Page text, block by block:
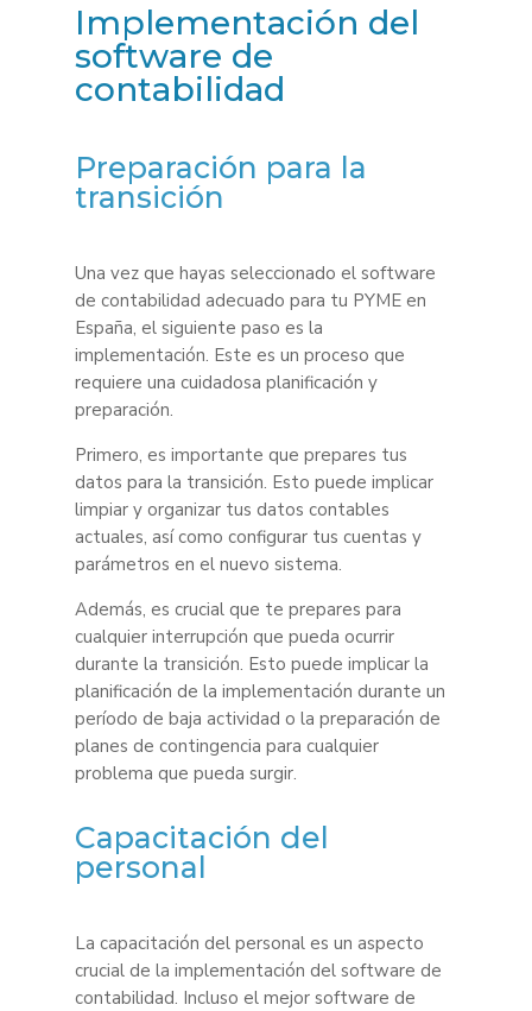
Implementación del
software de
contabilidad
Preparación para la
transición
Una vez que hayas seleccionado el software
de contabilidad adecuado para tu PYME en
España, el siguiente paso es la
implementación. Este es un proceso que
requiere una cuidadosa planificación y
preparación.
Primero, es importante que prepares tus
datos para la transición. Esto puede implicar
limpiar y organizar tus datos contables
actuales, así como configurar tus cuentas y
parámetros en el nuevo sistema.
Además, es crucial que te prepares para
cualquier interrupción que pueda ocurrir
durante la transición. Esto puede implicar la
planificación de la implementación durante un
período de baja actividad o la preparación de
planes de contingencia para cualquier
problema que pueda surgir.
Capacitación del
personal
La capacitación del personal es un aspecto
crucial de la implementación del software de
contabilidad. Incluso el mejor software de